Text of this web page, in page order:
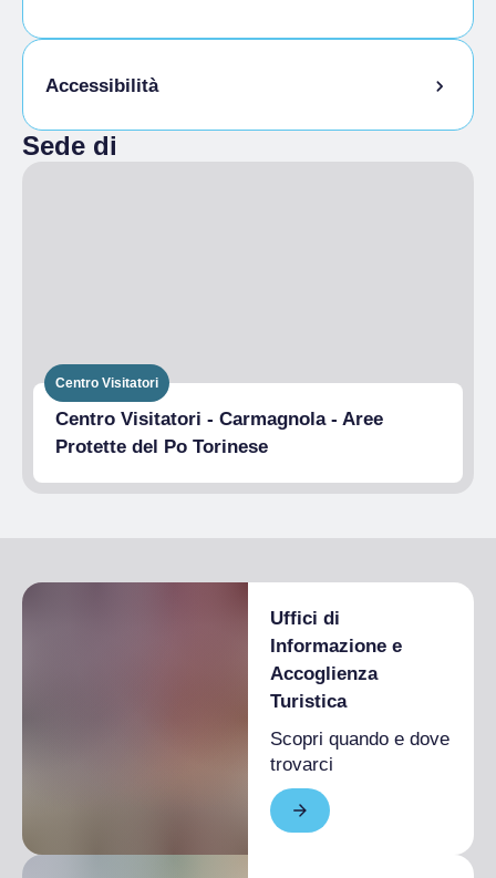
Animali Ammessi
Accessibilità
Sede di
Centro Visitatori
Centro Visitatori - Carmagnola - Aree
Protette del Po Torinese
Uffici di
Informazione e
Accoglienza
Turistica
Scopri quando e dove
trovarci